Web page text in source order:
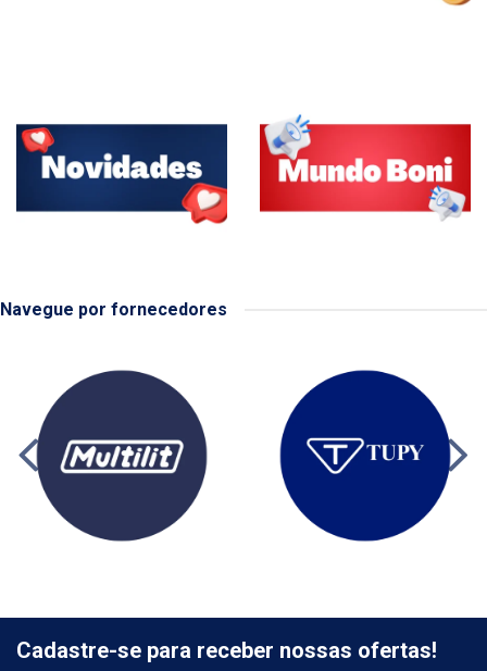
Navegue por fornecedores
Cadastre-se para receber nossas ofertas!